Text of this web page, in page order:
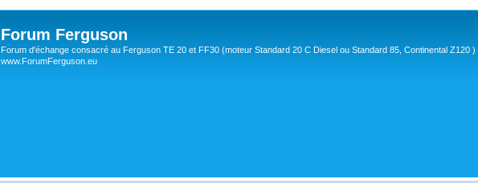
Forum Ferguson
Forum d'échange consacré au Ferguson TE 20 et FF30 (moteur Standard 20 C Diesel ou Standard 85, Continental Z120 )
www.ForumFerguson.eu